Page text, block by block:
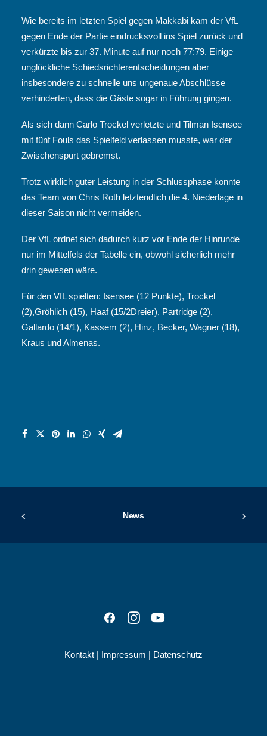
Wie bereits im letzten Spiel gegen Makkabi kam der VfL
gegen Ende der Partie eindrucksvoll ins Spiel zurück und
verkürzte bis zur 37. Minute auf nur noch 77:79. Einige
unglückliche Schiedsrichterentscheidungen aber
insbesondere zu schnelle uns ungenaue Abschlüsse
verhinderten, dass die Gäste sogar in Führung gingen.
Als sich dann Carlo Trockel verletzte und Tilman Isensee
mit fünf Fouls das Spielfeld verlassen musste, war der
Zwischenspurt gebremst.
Trotz wirklich guter Leistung in der Schlussphase konnte
das Team von Chris Roth letztendlich die 4. Niederlage in
dieser Saison nicht vermeiden.
Der VfL ordnet sich dadurch kurz vor Ende der Hinrunde
nur im Mittelfels der Tabelle ein, obwohl sicherlich mehr
drin gewesen wäre.
Für den VfL spielten: Isensee (12 Punkte), Trockel
(2),Gröhlich (15), Haaf (15/2Dreier), Partridge (2),
Gallardo (14/1), Kassem (2), Hinz, Becker, Wagner (18),
Kraus und Almenas.
News
Kontakt | Impressum | Datenschutz